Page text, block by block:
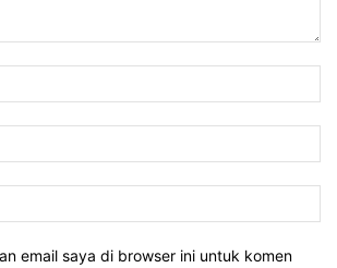
email saya di browser ini untuk komen